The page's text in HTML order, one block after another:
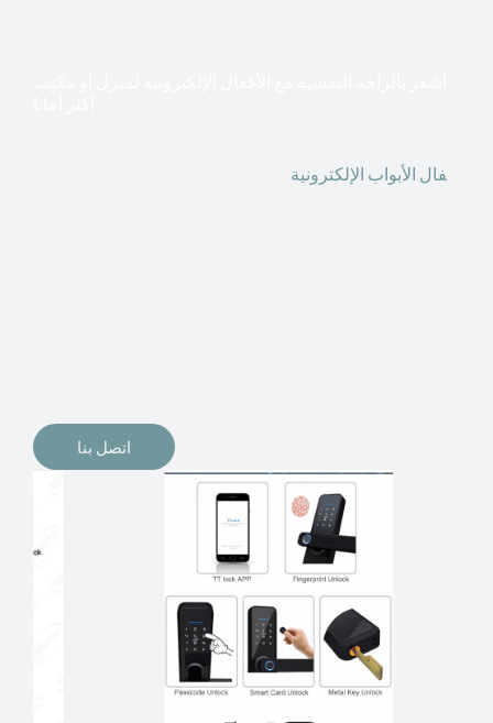
فال الأبواب الإلكترونية
اتصل بنا